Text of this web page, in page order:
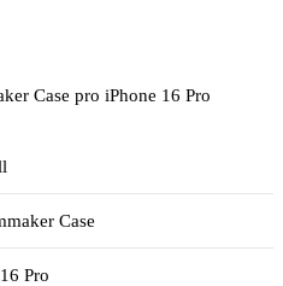
Case pro iPhone 16 Pro
Case
Pro